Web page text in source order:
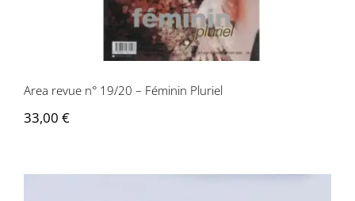
Area revue n° 19/20 – Féminin Pluriel
33,00 €